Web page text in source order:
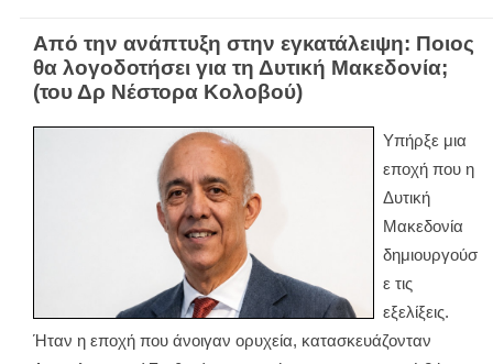
Από την ανάπτυξη στην εγκατάλειψη: Ποιος
θα λογοδοτήσει για τη Δυτική Μακεδονία;
(του Δρ Νέστορα Κολοβού)
Υπήρξε μια
εποχή που η
Δυτική
Μακεδονία
δημιουργούσ
ε τις
εξελίξεις.
Ήταν η εποχή που άνοιγαν ορυχεία, κατασκευάζονταν